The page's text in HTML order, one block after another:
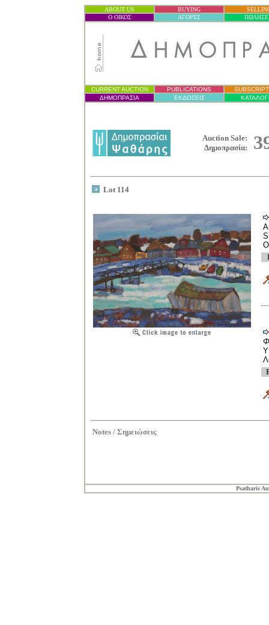
ABOUT US BUYING
Ο ΟΙΚΟΣ
ΑΓΟΡΕΣ
CURRENT AUCTION PUBLICATIONS
ΔΗΜΟΠΡΑΣΙΑ ΕΚΔΟΣΕΙΣ
Auction Sale:
Δημοπρασία:
Lot 114
Notes / Σημειώσεις
Psatharis